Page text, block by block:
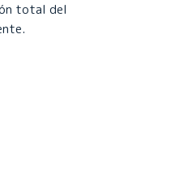
total del